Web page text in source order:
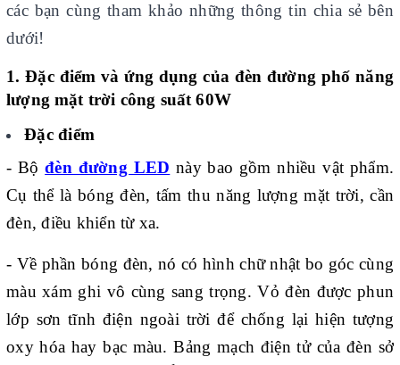
các bạn cùng tham khảo những thông tin chia sẻ bên
dưới!
1. Đặc điểm và ứng dụng của đèn đường phố năng
lượng mặt trời công suất 60W
Đặc điểm
- Bộđèn đường LED này bao gồm nhiều vật phẩm.
Cụ thể là bóng đèn, tấm thu năng lượng mặt trời, cần
đèn, điều khiển từ xa.
- Về phần bóng đèn, nó có hình chữ nhật bo góc cùng
màu xám ghi vô cùng sang trọng. Vỏ đèn được phun
lớp sơn tĩnh điện ngoài trời để chống lại hiện tượng
oxy hóa hay bạc màu. Bảng mạch điện tử của đèn sở